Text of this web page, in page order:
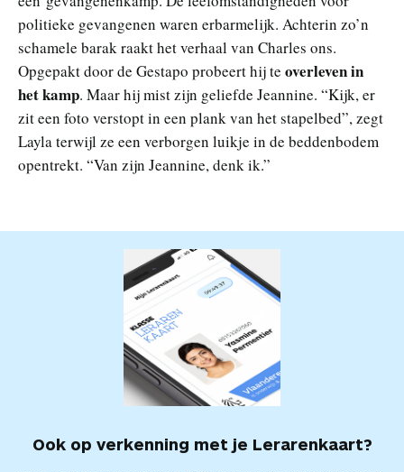
politieke gevangenen waren erbarmelijk. Achterin zo’n
schamele barak raakt het verhaal van Charles ons.
Opgepakt door de Gestapo probeert hij te overleven in
het kamp. Maar hij mist zijn geliefde Jeannine. “Kijk, er
zit een foto verstopt in een plank van het stapelbed”, zegt
Layla terwijl ze een verborgen luikje in de beddenbodem
opentrekt. “Van zijn Jeannine, denk ik.”
Ook op verkenning met je Lerarenkaart?